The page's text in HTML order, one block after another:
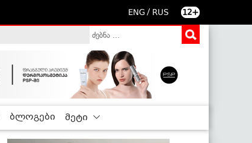
ENG / RUS 12+
ბლოგები მეტი